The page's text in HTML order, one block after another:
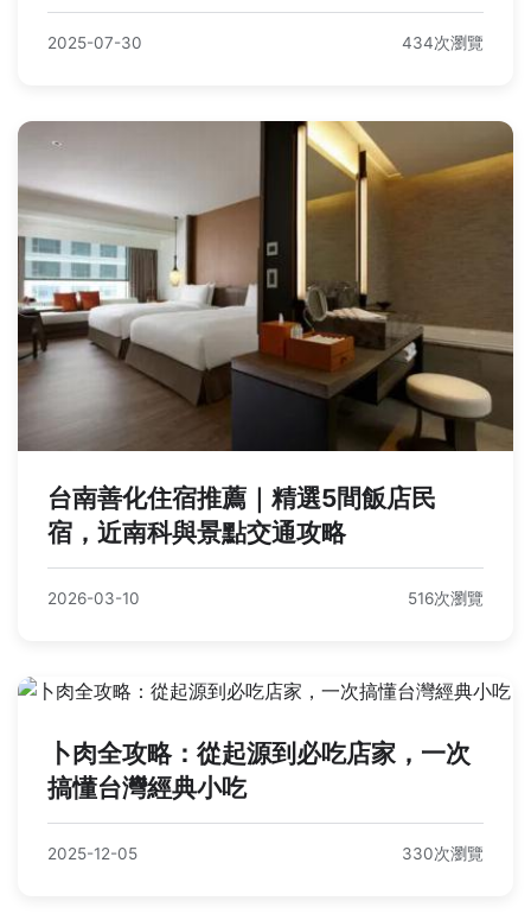
2025-07-30 434次瀏覽
台南善化住宿推薦｜精選5間飯店民
宿，近南科與景點交通攻略
2026-03-10 516次瀏覽
卜肉全攻略：從起源到必吃店家，一次
搞懂台灣經典小吃
2025-12-05 330次瀏覽